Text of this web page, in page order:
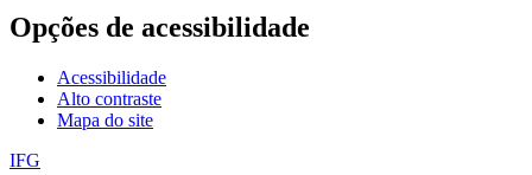
Opções de acessibilidade
Acessibilidade
Alto contraste
Mapa do site
IFG